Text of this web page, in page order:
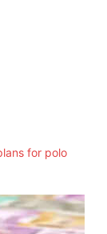
for polo